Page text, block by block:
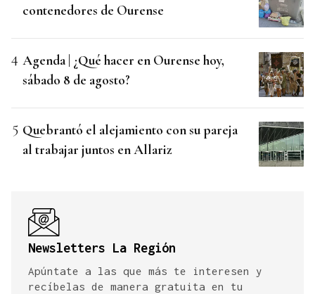
contenedores de Ourense
Agenda | ¿Qué hacer en Ourense hoy,
sábado 8 de agosto?
Quebrantó el alejamiento con su pareja
al trabajar juntos en Allariz
Newsletters La Región
Apúntate a las que más te interesen y
recíbelas de manera gratuita en tu